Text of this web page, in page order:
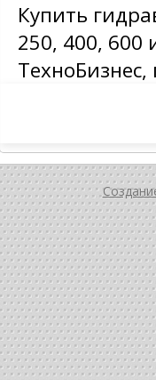
Купить
250, 400,